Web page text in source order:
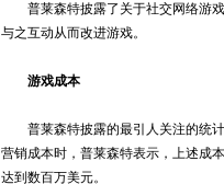
普莱森特披露了关于社交网络游戏
与之互动从而改进游戏。
游戏成本
普莱森特披露的最引人关注的统计
营销成本时，普莱森特表示，上述成
达到数百万美元。